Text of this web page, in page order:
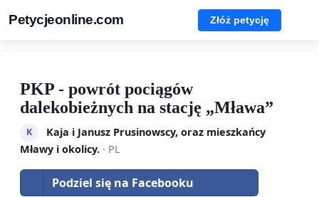
Petycjeonline.com Złóż petycję
PKP - powrót pociągów
dalekobieżnych na stację „Mława”
K
Kaja i Janusz Prusinowscy, oraz mieszkańcy
Mławy i okolicy. · PL
Podziel się na Facebooku